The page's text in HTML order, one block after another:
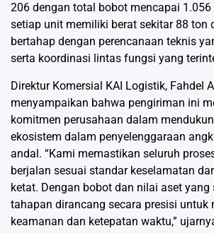
206 dengan total bobot mencapai 1.056
setiap unit memiliki berat sekitar 88 ton
bertahap dengan perencanaan teknis
serta koordinasi lintas fungsi yang
Direktur Komersial KAI Logistik, Fahdel
menyampaikan bahwa pengiriman ini
komitmen perusahaan dalam
ekosistem dalam penyelenggaraan
andal. “Kami memastikan seluruh
berjalan sesuai standar keselamatan
ketat. Dengan bobot dan nilai aset
tahapan dirancang secara presisi untuk
keamanan dan ketepatan waktu,”